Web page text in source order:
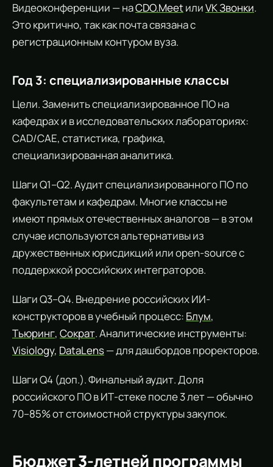
Видеоконференции — наCDO.MeetилиVK Звонки.
Это критично, так как почта связана с
регистрационным контуром вуза.
Год 3: специализированные классы
Цели. Заменить специализированное ПО на
кафедрах и в исследовательских лабораториях:
CAD/CAE, статистика, графика,
специализированная аналитика.
Шаги Q1–Q2. Аудит специализированного ПО по
факультетам и кафедрам. Многие классы не
имеют прямых отечественных аналогов — в этом
случае используются альтернативы из
дружественных юрисдикций или open-source с
поддержкой российских интеграторов.
Шаги Q3–Q4. Внедрение российских ИИ-
конструкторов в учебный процесс: Блум,
Тьюринг, Сократ. Аналитические инструменты:
Visiology, DataLens— для дашбордов проректоров.
Шаги Q4 (доп.). Финальный аудит. Доля
российского ПО в ИТ-стеке после 3 лет — обычно
70–85% от стоимостной структуры закупок.
Бюджет 3-летней программы